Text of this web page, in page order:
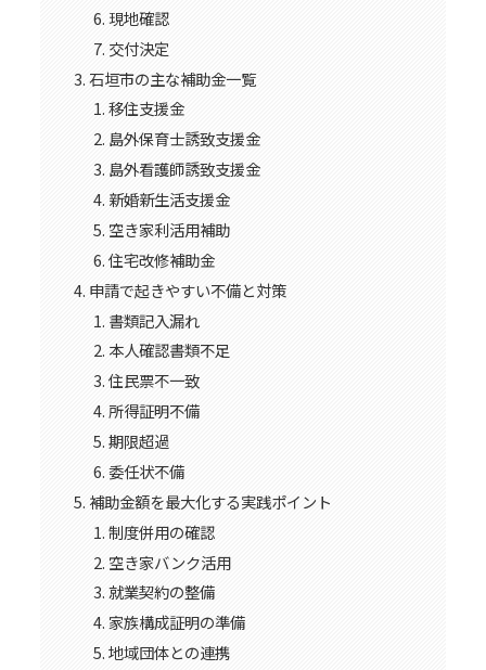
現地確認
交付決定
石垣市の主な補助金一覧
移住支援金
島外保育士誘致支援金
島外看護師誘致支援金
新婚新生活支援金
空き家利活用補助
住宅改修補助金
申請で起きやすい不備と対策
書類記入漏れ
本人確認書類不足
住民票不一致
所得証明不備
期限超過
委任状不備
補助金額を最大化する実践ポイント
制度併用の確認
空き家バンク活用
就業契約の整備
家族構成証明の準備
地域団体との連携